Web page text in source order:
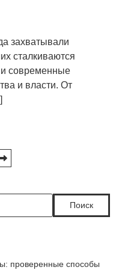
захватывали
сталкиваются
и современные
и власти. От
Поиск
проверенные способы